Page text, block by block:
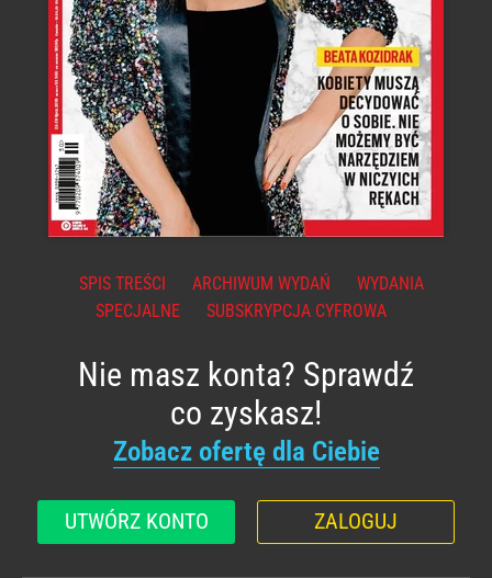
SPIS TREŚCI ARCHIWUM WYDAŃ
WYDANIA
SPECJALNE
SUBSKRYPCJA CYFROWA
Nie masz konta? Sprawdź
co zyskasz!
Zobacz ofertę dla Ciebie
UTWÓRZ KONTO ZALOGUJ